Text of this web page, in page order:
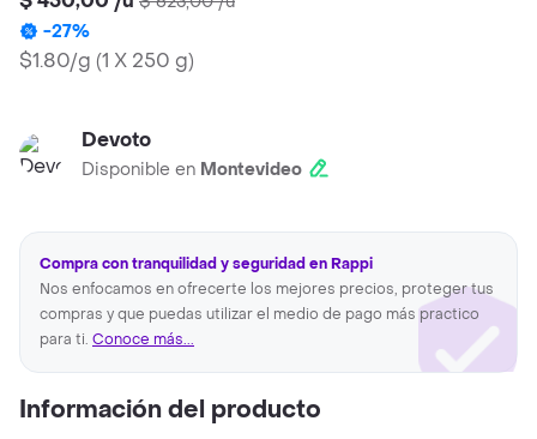
-27%
$1.80/g (1 X 250 g)
Devoto
Disponible en Montevideo
Compra con tranquilidad y seguridad en Rappi
Nos enfocamos en ofrecerte los mejores precios, proteger tus
compras y que puedas utilizar el medio de pago más practico
para ti. Conoce más...
Información del producto